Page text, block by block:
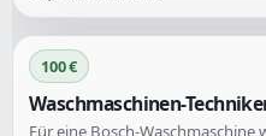
100 €
Waschmaschinen-